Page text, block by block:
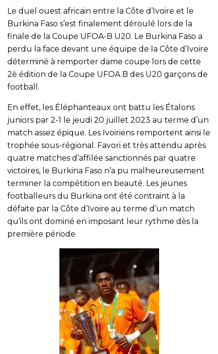
Le duel ouest africain entre la Côte d’Ivoire et le
Burkina Faso s’est finalement déroulé lors de la
finale de la Coupe UFOA-B U20. Le Burkina Faso a
perdu la face devant une équipe de la Côte d’Ivoire
déterminé à remporter dame coupe lors de cette
2è édition de la Coupe UFOA B des U20 garçons de
football.
En effet, les Éléphanteaux ont battu les Étalons
juniors par 2-1 le jeudi 20 juillet 2023 au terme d’un
match assez épique. Les Ivoiriens remportent ainsi le
trophée sous-régional. Favori et très attendu après
quatre matches d’affilée sanctionnés par quatre
victoires, le Burkina Faso n’a pu malheureusement
terminer la compétition en beauté. Les jeunes
footballeurs du Burkina ont été contraint à la
défaite par la Côte d’Ivoire au terme d’un match
qu’ils ont dominé en imposant leur rythme dès la
première période.